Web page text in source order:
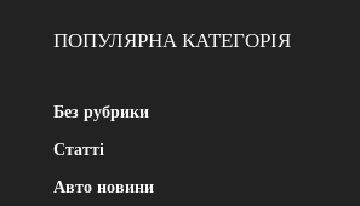
ПОПУЛЯРНА КАТЕГОРІЯ
Без рубрики
Статті
Авто новини